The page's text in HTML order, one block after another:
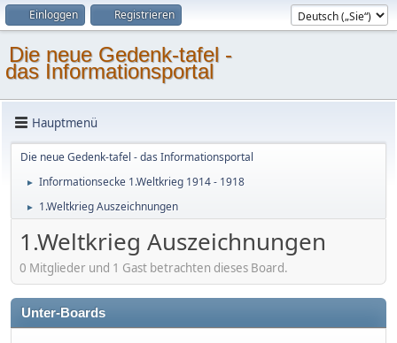
Einloggen Registrieren
Die neue Gedenk-tafel -
das Informationsportal
Hauptmenü
Die neue Gedenk-tafel - das Informationsportal
► Informationsecke 1.Weltkrieg 1914 - 1918
► 1.Weltkrieg Auszeichnungen
1.Weltkrieg Auszeichnungen
0 Mitglieder und 1 Gast betrachten dieses Board.
Unter-Boards